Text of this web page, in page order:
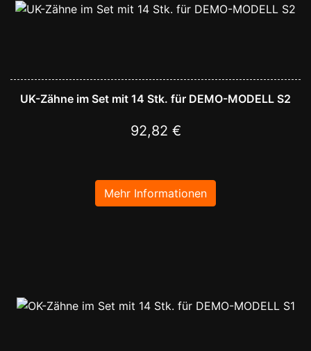
UK-Zähne im Set mit 14 Stk. für DEMO-MODELL S2
92,82 €
Mehr Informationen